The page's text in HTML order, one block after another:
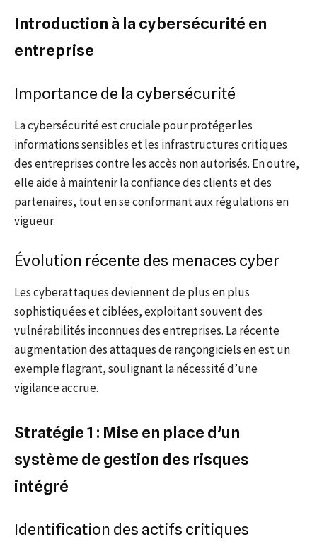
Introduction à la cybersécurité en
entreprise
Importance de la cybersécurité
La cybersécurité est cruciale pour protéger les
informations sensibles et les infrastructures critiques
des entreprises contre les accès non autorisés. En outre,
elle aide à maintenir la confiance des clients et des
partenaires, tout en se conformant aux régulations en
vigueur.
Évolution récente des menaces cyber
Les cyberattaques deviennent de plus en plus
sophistiquées et ciblées, exploitant souvent des
vulnérabilités inconnues des entreprises. La récente
augmentation des attaques de rançongiciels en est un
exemple flagrant, soulignant la nécessité d’une
vigilance accrue.
Stratégie 1 : Mise en place d’un
système de gestion des risques
intégré
Identification des actifs critiques